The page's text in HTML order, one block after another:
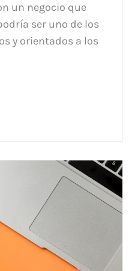
un negocio que
ser uno de los
y orientados a los